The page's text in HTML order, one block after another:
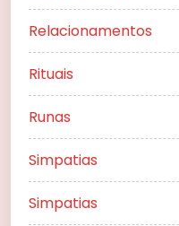
Relacionamentos
Rituais
Runas
Simpatias
Simpatias